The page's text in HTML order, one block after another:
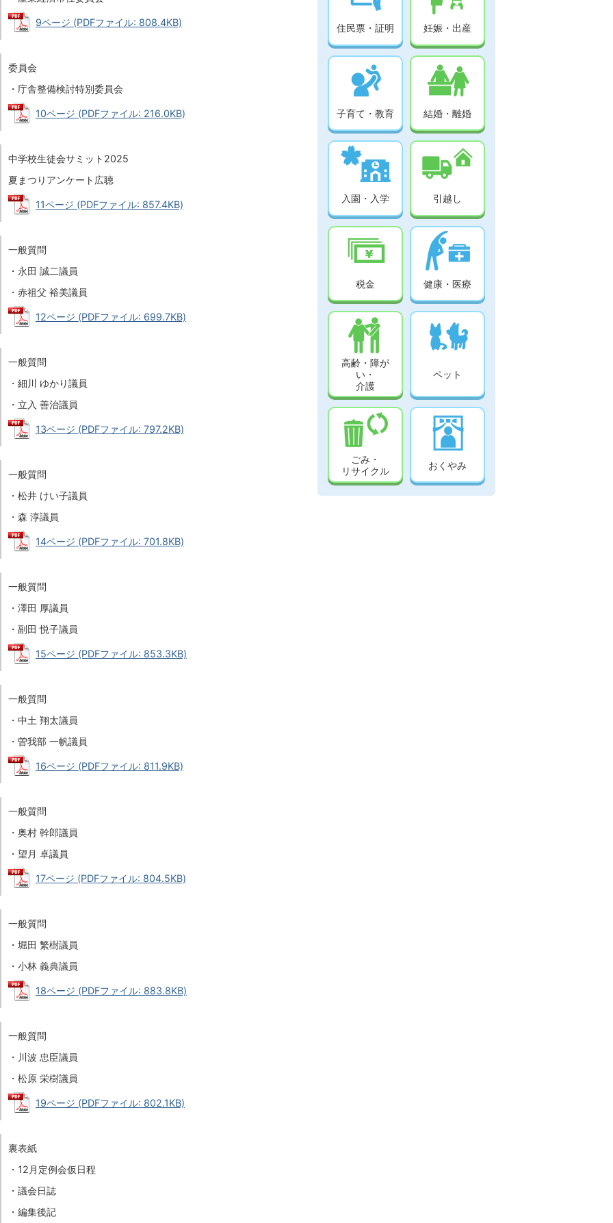
9ページ (PDFファイル: 808.4KB)
委員会
・庁舎整備検討特別委員会
10ページ (PDFファイル: 216.0KB)
中学校生徒会サミット2025
夏まつりアンケート広聴
11ページ (PDFファイル: 857.4KB)
一般質問
・永田 誠二議員
・赤祖父 裕美議員
12ページ (PDFファイル: 699.7KB)
一般質問
・細川 ゆかり議員
・立入 善治議員
13ページ (PDFファイル: 797.2KB)
一般質問
・松井 けい子議員
・森 淳議員
14ページ (PDFファイル: 701.8KB)
一般質問
・澤田 厚議員
・副田 悦子議員
15ページ (PDFファイル: 853.3KB)
一般質問
・中土 翔太議員
・曽我部 一帆議員
16ページ (PDFファイル: 811.9KB)
一般質問
・奥村 幹郎議員
・望月 卓議員
17ページ (PDFファイル: 804.5KB)
一般質問
・堀田 繁樹議員
・小林 義典議員
18ページ (PDFファイル: 883.8KB)
一般質問
・川波 忠臣議員
・松原 栄樹議員
19ページ (PDFファイル: 802.1KB)
裏表紙
・12月定例会仮日程
・議会日誌
・編集後記
住民票・証明 妊娠・出産
子育て・教育 結婚・離婚
入園・入学 引越し
税金 健康・医療
高齢・障が
い・
介護
ペット
ごみ・
リサイクル
おくやみ